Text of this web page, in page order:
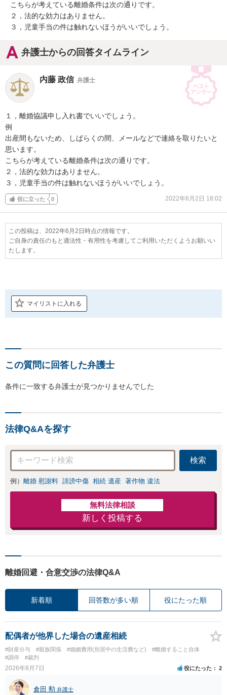
こちらが考えている離婚条件は次の通りです。
２，法的な効力はありません。
３，児童手当の件は触れないほうがいいでしょう。
弁護士からの回答タイムライン
内藤 政信 弁護士
１，離婚協議申し入れ書でいいでしょう。
例
出産間もないため、しばらくの間、メールなどで連絡を取りたいと
思います。
こちらが考えている離婚条件は次の通りです。
２，法的な効力はありません。
３，児童手当の件は触れないほうがいいでしょう。
役に立った 0 2022年6月2日 18:02
この投稿は、2022年6月2日時点の情報です。
ご自身の責任のもと適法性・有用性を考慮してご利用いただくようお願いい
たします。
マイリストに入れる
この質問に回答した弁護士
条件に一致する弁護士が見つかりませんでした
法律Q&Aを探す
検索
例） 離婚 慰謝料 誹謗中傷 相続 遺産 著作物 違法
無料法律相談
新しく投稿する
離婚回避・合意交渉の法律Q&A
新着順 回答数が多い順 役にたった順
配偶者が他界した場合の遺産相続
#財産分与 #親族関係 #婚姻費用(別居中の生活費など)
#離婚すること自体
#調停
#裁判
2026年8月7日 役にたった 2
倉田 勲 弁護士